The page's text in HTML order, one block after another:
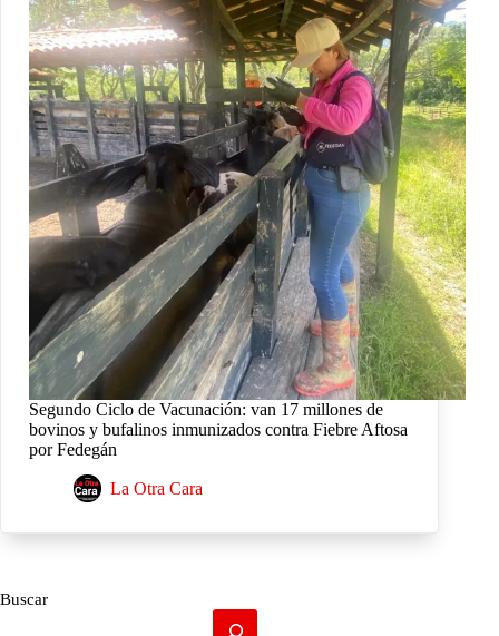
Segundo Ciclo de Vacunación: van 17 millones de
bovinos y bufalinos inmunizados contra Fiebre Aftosa
por Fedegán
La Otra Cara
Buscar